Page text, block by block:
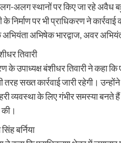
अलग-अलग स्थानों पर किए जा रहे
निर्माण पर भी प्राधिकरण ने
अभिषेक भारद्वाज, अवर
तिवारी
के उपाध्यक्ष बंशीधर तिवारी ने कहा
सख्त कार्रवाई जारी रहेगी।
व्यवस्था के लिए गंभीर समस्या
बर्निया